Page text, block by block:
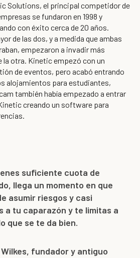
Solutions, el principal competidor de
se fundaron en 1998 y
con éxito cerca de 20 años.
de las dos, y a medida que ambas
empezaron a invadir más
la otra. Kinetic empezó con un
de eventos, pero acabó entrando
alojamientos para estudiantes,
también había empezado a entrar
creando un software para
suficiente cuota de
llega un momento en que
asumir riesgos y casi
a tu caparazón y te limitas a
que se te da bien.
fundador y antiguo